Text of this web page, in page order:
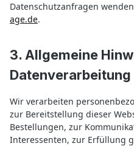
Datenschutzanfragen
age.de.
3. Allgemeine
Datenverarbeitung
Wir verarbeiten
zur Bereitstellung dieser
Bestellungen, zur
Interessenten, zur Erfüllung